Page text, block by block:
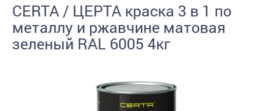
CERTA / ЦЕРТА краска 3 в 1 по
металлу и ржавчине матовая
зеленый RAL 6005 4кг